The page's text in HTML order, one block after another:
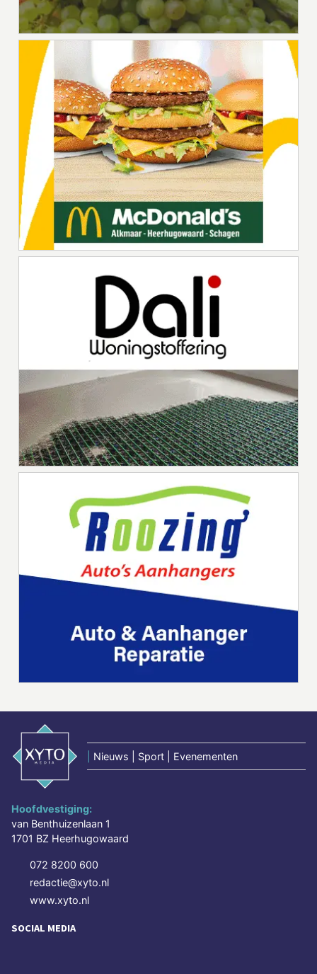
Nieuws | Sport | Evenementen
Hoofdvestiging:
van Benthuizenlaan 1
1701 BZ Heerhugowaard
072 8200 600
redactie@xyto.nl
www.xyto.nl
SOCIAL MEDIA